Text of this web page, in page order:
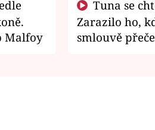
Malfoy
Zarazilo ho,
smlouvě